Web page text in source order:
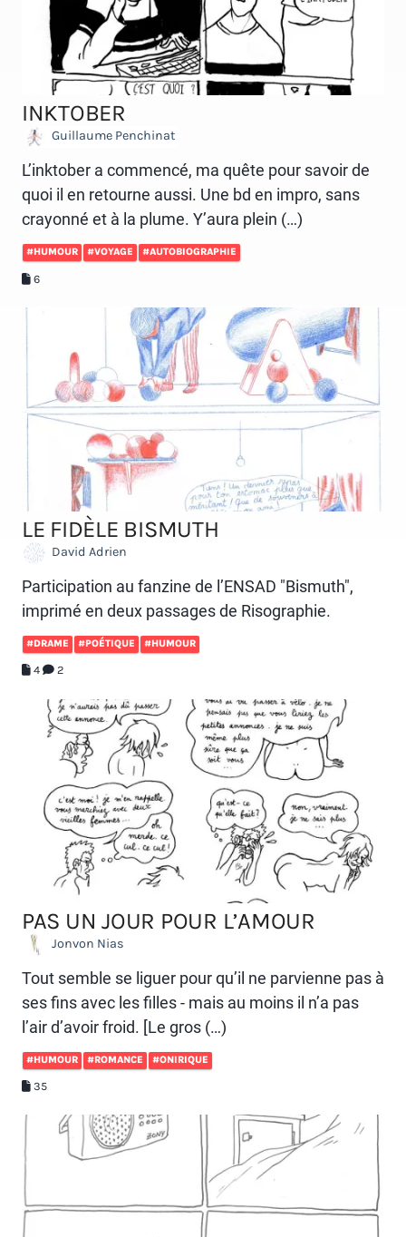
INKTOBER
Guillaume Penchinat
L’inktober a commencé, ma quête pour savoir de
quoi il en retourne aussi. Une bd en impro, sans
crayonné et à la plume. Y’aura plein (…)
#HUMOUR #VOYAGE #AUTOBIOGRAPHIE
6
LE FIDÈLE BISMUTH
David Adrien
Participation au fanzine de l’ENSAD "Bismuth",
imprimé en deux passages de Risographie.
#DRAME #POÉTIQUE #HUMOUR
4 2
PAS UN JOUR POUR L’AMOUR
Jonvon Nias
Tout semble se liguer pour qu’il ne parvienne pas à
ses fins avec les filles - mais au moins il n’a pas
l’air d’avoir froid. [Le gros (…)
#HUMOUR #ROMANCE #ONIRIQUE
35